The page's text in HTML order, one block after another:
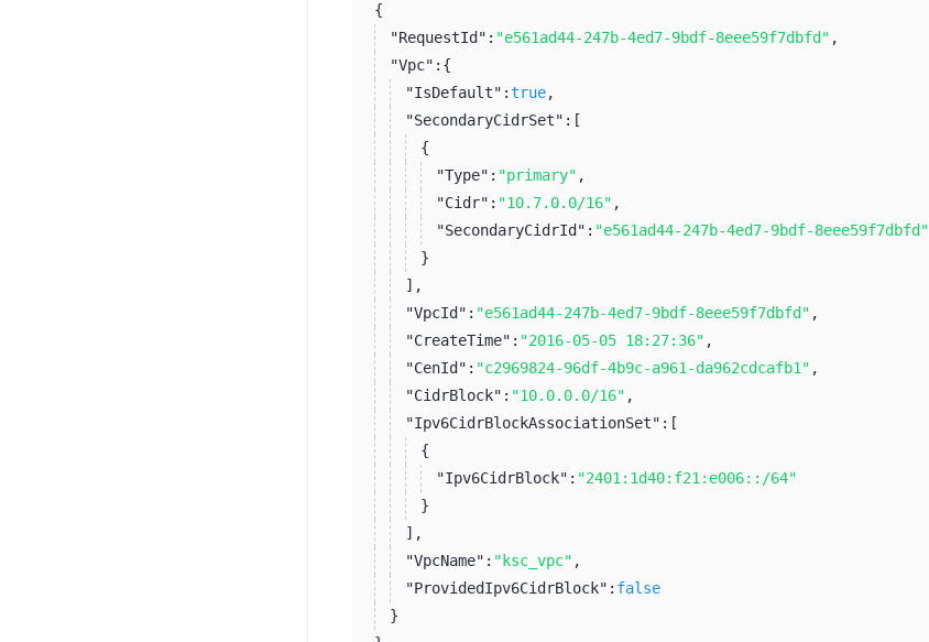
{
"RequestId": "e561ad44-247b-4ed7-9bdf-8eee59f7dbfd" ,
"Vpc": {
"IsDefault":true,
"SecondaryCidrSet": [
{
"Type": "primary" ,
"Cidr": "10.7.0.0/16" ,
"SecondaryCidrId": "e561ad44-247b-4ed7-9bdf-8eee59f7dbfd"
}
] ,
"VpcId": "e561ad44-247b-4ed7-9bdf-8eee59f7dbfd" ,
"CreateTime": "2016-05-05 18:27:36" ,
"CenId": "c2969824-96df-4b9c-a961-da962cdcafb1" ,
"CidrBlock": "10.0.0.0/16" ,
"Ipv6CidrBlockAssociationSet": [
{
"Ipv6CidrBlock": "2401:1d40:f21:e006::/64"
}
] ,
"VpcName": "ksc_vpc" ,
"ProvidedIpv6CidrBlock": false
}